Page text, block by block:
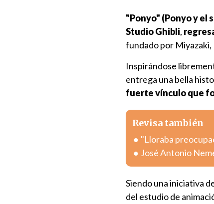
"Ponyo" (Ponyo y el
Studio Ghibli,
fundado por Miyazaki,
Inspirándose
entrega una bella
fuerte vínculo que
Revisa también
"Lloraba
José Antonio
Siendo una iniciativa
del estudio de